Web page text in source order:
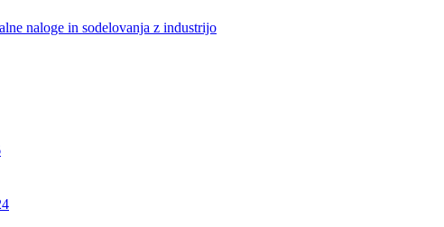
naloge in sodelovanja z industrijo